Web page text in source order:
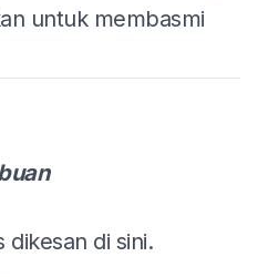
untuk membasmi
dikesan di sini.